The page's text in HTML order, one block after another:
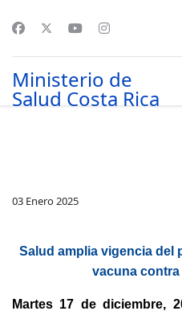
Ministerio de
Salud Costa Rica
03 Enero 2025
Salud amplia vigencia del
vacuna contra
Martes 17 de diciembre,